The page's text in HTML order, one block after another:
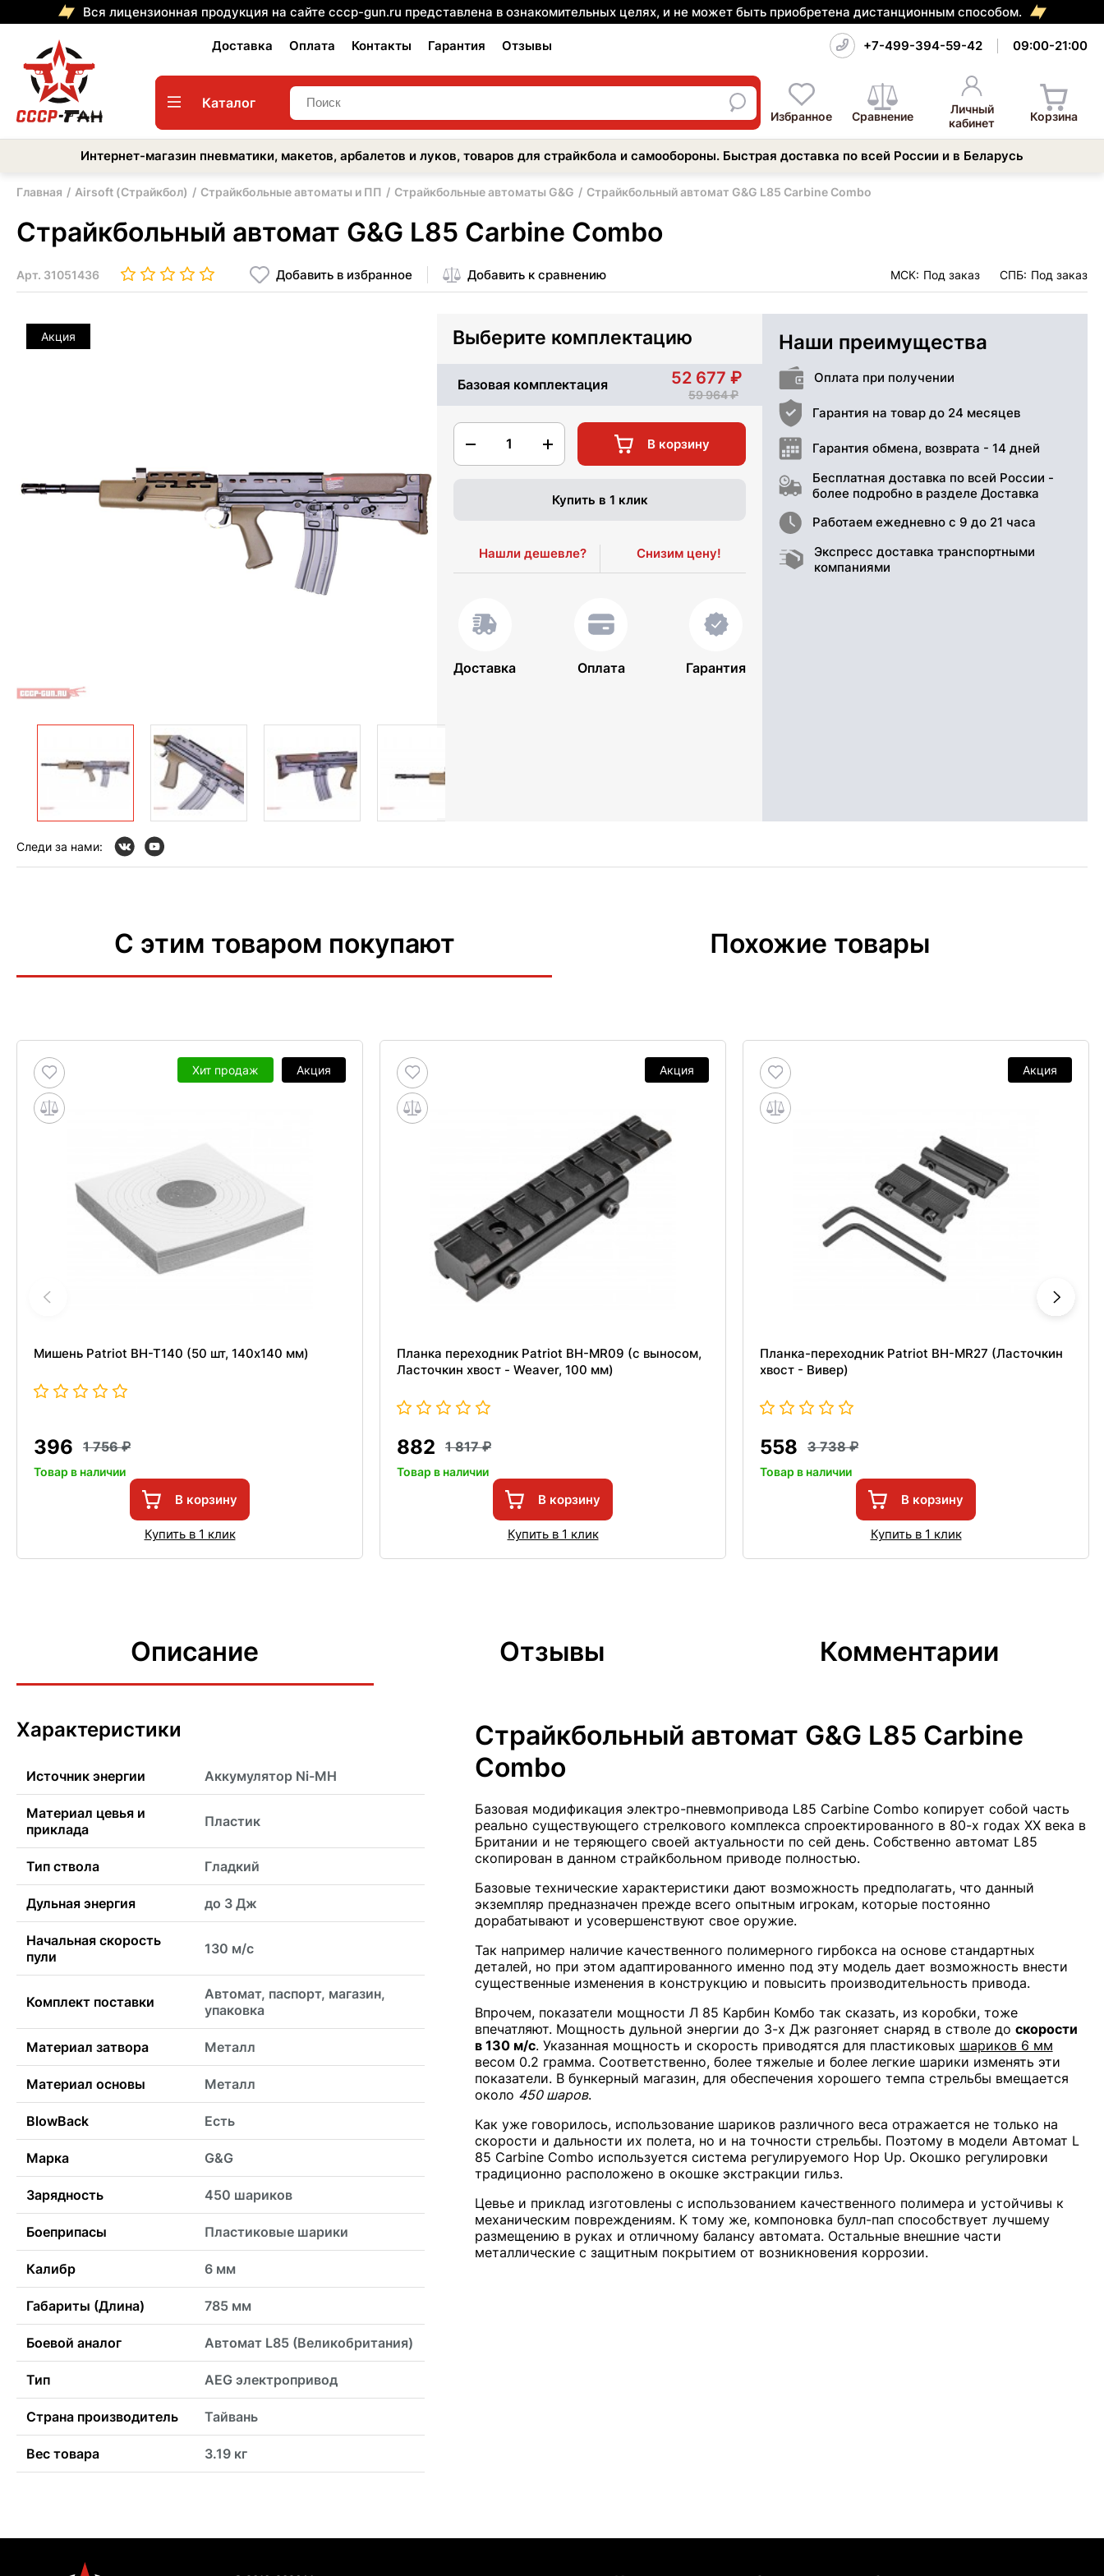
Вся лицензионная продукция на сайте cccp-gun.ru представлена в ознакомительных целях, и не может быть приобретена дистанционным способом.
Доставка Оплата Контакты Гарантия Отзывы +7-499-394-59-42 09:00-21:00
Каталог
Избранное Сравнение
Личный
кабинет
Корзина
Интернет-магазин пневматики, макетов, арбалетов и луков, товаров для страйкбола и самообороны. Быстрая доставка по всей России и в Беларусь
Главная Airsoft (Страйкбол) Страйкбольные автоматы и ПП Страйкбольные автоматы G&G Страйкбольный автомат G&G L85 Carbine Combo
Страйкбольный автомат G&G L85 Carbine Combo
Арт. 31051436 Добавить в избранное Добавить к сравнению МСК: Под заказ СПБ: Под заказ
Акция Выберите комплектацию
Базовая комплектация 52 677
59 964
1 В корзину
Купить в 1 клик
Нашли дешевле? Снизим цену!
Доставка Оплата Гарантия
Наши преимущества
Оплата при получении
Гарантия на товар до 24 месяцев
Гарантия обмена, возврата - 14 дней
Бесплатная доставка по всей России -
более подробно в разделе Доставка
Работаем ежедневно с 9 до 21 часа
Экспресс доставка транспортными
компаниями
Следи за нами:
С этим товаром покупают Похожие товары
Хит продаж Акция
Мишень Patriot BH-T140 (50 шт, 140x140 мм)
396 1 756
Товар в наличии
В корзину
Купить в 1 клик
Акция
Планка переходник Patriot BH-MR09 (с выносом,
Ласточкин хвост - Weaver, 100 мм)
882 1 817
Товар в наличии
В корзину
Купить в 1 клик
Акция
Планка-переходник Patriot BH-MR27 (Ласточкин
хвост - Вивер)
558 3 738
Товар в наличии
В корзину
Купить в 1 клик
Описание Отзывы Комментарии
Характеристики
Источник энергии Аккумулятор Ni-MH
Материал цевья и
приклада
Пластик
Тип ствола Гладкий
Дульная энергия до 3 Дж
Начальная скорость
пули
130 м/с
Комплект поставки
Автомат, паспорт, магазин,
упаковка
Материал затвора Металл
Материал основы Металл
BlowBack Есть
Марка G&G
Зарядность 450 шариков
Боеприпасы Пластиковые шарики
Калибр 6 мм
Габариты (Длина) 785 мм
Боевой аналог Автомат L85 (Великобритания)
Тип AEG электропривод
Страна производитель Тайвань
Вес товара 3.19 кг
Страйкбольный автомат G&G L85 Carbine
Combo
Базовая модификация электро-пневмопривода L85 Carbine Combo копирует собой часть
реально существующего стрелкового комплекса спроектированного в 80-х годах ХХ века в
Британии и не теряющего своей актуальности по сей день. Собственно автомат L85
скопирован в данном страйкбольном приводе полностью.
Базовые технические характеристики дают возможность предполагать, что данный
экземпляр предназначен прежде всего опытным игрокам, которые постоянно
дорабатывают и усовершенствуют свое оружие.
Так например наличие качественного полимерного гирбокса на основе стандартных
деталей, но при этом адаптированного именно под эту модель дает возможность внести
существенные изменения в конструкцию и повысить производительность привода.
Впрочем, показатели мощности Л 85 Карбин Комбо так сказать, из коробки, тоже
впечатляют. Мощность дульной энергии до 3-х Дж разгоняет снаряд в стволе до скорости
в 130 м/с. Указанная мощность и скорость приводятся для пластиковых шариков 6 мм
весом 0.2 грамма. Соответственно, более тяжелые и более легкие шарики изменять эти
показатели. В бункерный магазин, для обеспечения хорошего темпа стрельбы вмещается
около 450 шаров.
Как уже говорилось, использование шариков различного веса отражается не только на
скорости и дальности их полета, но и на точности стрельбы. Поэтому в модели Автомат L
85 Carbine Combo используется система регулируемого Hop Up. Окошко регулировки
традиционно расположено в окошке экстракции гильз.
Цевье и приклад изготовлены с использованием качественного полимера и устойчивы к
механическим повреждениям. К тому же, компоновка булл-пап способствует лучшему
размещению в руках и отличному балансу автомата. Остальные внешние части
металлические с защитным покрытием от возникновения коррозии.